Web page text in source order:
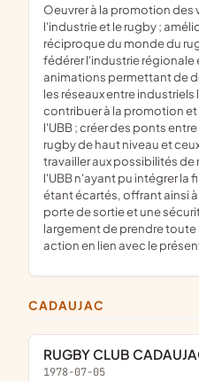
oeuvrer à la promotion des valeurs communes entre
l'industrie et le rugby ;
réciproque du monde du
fédérer l'industrie régionale
animations permettant de
les réseaux entre
contribuer à la promotion
l'UBB ; créer des ponts
rugby de haut niveau et
travailler aux possibilités
l'UBB n'ayant pu intégrer la
étant écartés, offrant ainsi
porte de sortie et une
largement de prendre
action en lien avec le
CADAUJAC
RUGBY CLUB
1978-07-05